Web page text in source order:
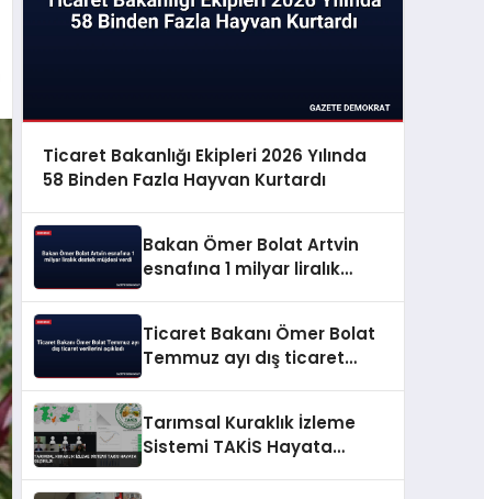
Ticaret Bakanlığı Ekipleri 2026 Yılında
58 Binden Fazla Hayvan Kurtardı
Bakan Ömer Bolat Artvin
esnafına 1 milyar liralık
Ticaret Bakanı Ömer Bolat
Temmuz ayı dış ticaret
Tarımsal Kuraklık İzleme
Sistemi TAKİS Hayata